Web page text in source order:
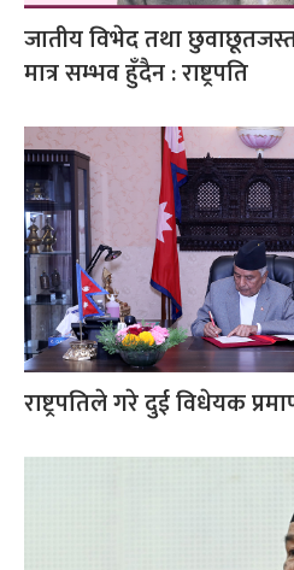
जातीय विभेद तथा
मात्र सम्भव हुँदैन : राष्ट्रपति
राष्ट्रपतिले गरे दुई विधेयक